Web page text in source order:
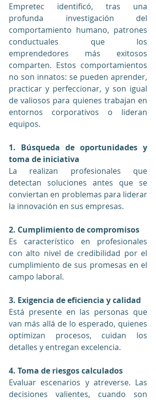
Empretec identificó, tras una
profunda investigación del
comportamiento humano, patrones
conductuales que los
emprendedores más exitosos
comparten. Estos comportamientos
no son innatos: se pueden aprender,
practicar y perfeccionar, y son igual
de valiosos para quienes trabajan en
entornos corporativos o lideran
equipos.
1. Búsqueda de oportunidades y
toma de iniciativa
La realizan profesionales que
detectan soluciones antes que se
conviertan en problemas para liderar
la innovación en sus empresas.
2. Cumplimiento de compromisos
Es característico en profesionales
con alto nivel de credibilidad por el
cumplimiento de sus promesas en el
campo laboral.
3. Exigencia de eficiencia y calidad
Está presente en las personas que
van más allá de lo esperado, quienes
optimizan procesos, cuidan los
detalles y entregan excelencia.
4. Toma de riesgos calculados
Evaluar escenarios y atreverse. Las
decisiones valientes, cuando son